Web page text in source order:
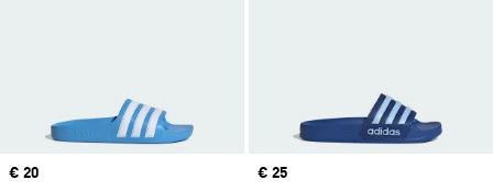
Prix
€ 20
Prix
€ 25